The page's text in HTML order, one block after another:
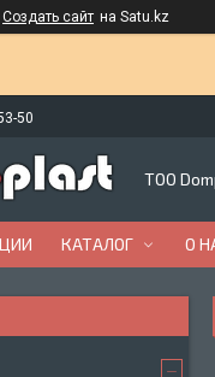
Создать сайт на Satu.kz
50
ТОО
КАТАЛОГ О